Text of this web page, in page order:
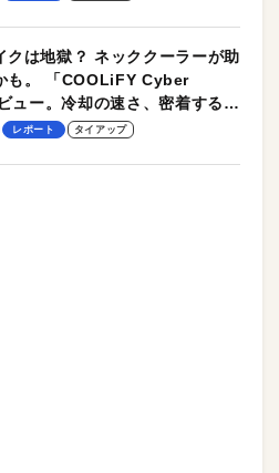
クは地獄？ ネッククーラーが助
も。 「COOLiFY Cyber
ュー。冷却の速さ、密着する冷
、シンプルな操作性がグッド！
レポート タイアップ